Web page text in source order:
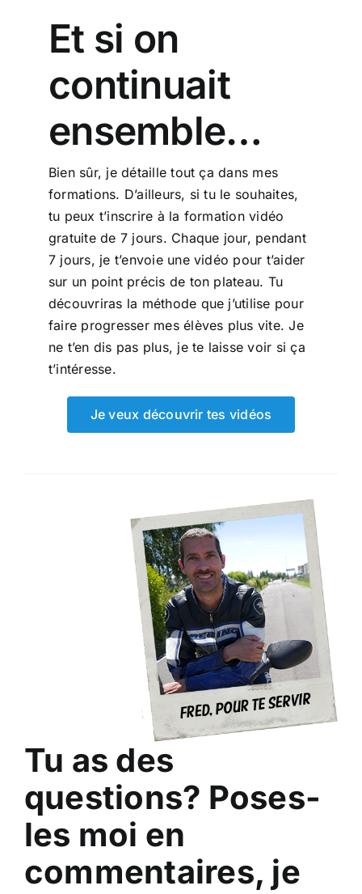
Et si on
continuait
ensemble…
Bien sûr, je détaille tout ça dans mes
formations. D’ailleurs, si tu le souhaites,
tu peux t’inscrire à la formation vidéo
gratuite de 7 jours. Chaque jour, pendant
7 jours, je t’envoie une vidéo pour t’aider
sur un point précis de ton plateau. Tu
découvriras la méthode que j’utilise pour
faire progresser mes élèves plus vite. Je
ne t’en dis pas plus, je te laisse voir si ça
t’intéresse.
Je veux découvrir tes vidéos
Tu as des
questions? Poses-
les moi en
commentaires, je